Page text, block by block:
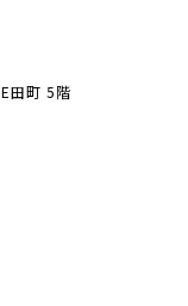
田町 5階